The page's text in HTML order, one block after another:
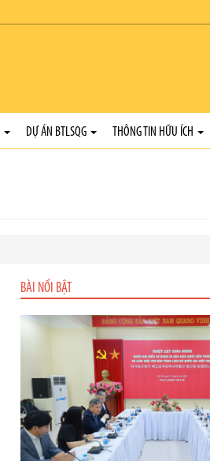
DỰ ÁN BTLSQG THÔNG TIN HỮU ÍCH
BÀI NỔI BẬT